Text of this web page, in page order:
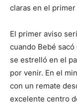
claras en el
El primer aviso
cuando Bebé
se estrelló en el
por venir. En el
con un remate
excelente centro